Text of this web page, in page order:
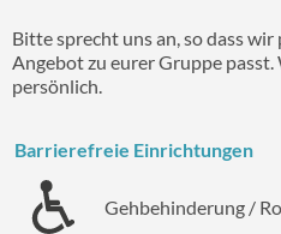
Bitte sprecht uns an, so dass
Angebot zu eurer Gruppe
persönlich.
Barrierefreie Einrichtungen
Gehbehinderung /